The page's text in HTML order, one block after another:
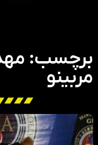
برچسب:
مربینو